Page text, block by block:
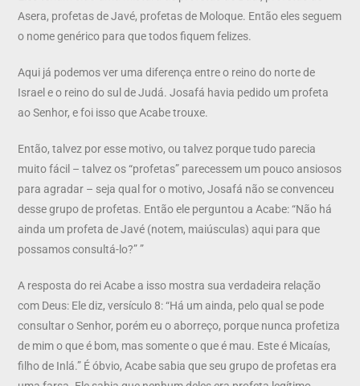
Asera, profetas de Javé, profetas de Moloque. Então eles seguem
o nome genérico para que todos fiquem felizes.
Aqui já podemos ver uma diferença entre o reino do norte de
Israel e o reino do sul de Judá. Josafá havia pedido um profeta
ao Senhor, e foi isso que Acabe trouxe.
Então, talvez por esse motivo, ou talvez porque tudo parecia
muito fácil – talvez os “profetas” parecessem um pouco ansiosos
para agradar – seja qual for o motivo, Josafá não se convenceu
desse grupo de profetas. Então ele perguntou a Acabe: “Não há
ainda um profeta de Javé (notem, maiúsculas) aqui para que
possamos consultá-lo?” ”
A resposta do rei Acabe a isso mostra sua verdadeira relação
com Deus: Ele diz, versículo 8: “Há um ainda, pelo qual se pode
consultar o Senhor, porém eu o aborreço, porque nunca profetiza
de mim o que é bom, mas somente o que é mau. Este é Micaías,
filho de Inlá.” É óbvio, Acabe sabia que seu grupo de profetas era